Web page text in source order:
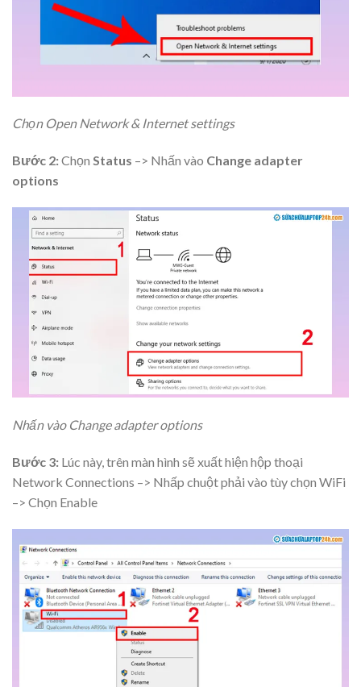
Chọn Open Network & Internet settings
Bước 2:Chọn Status –> Nhấn vào Change adapter
options
Nhấn vào Change adapter options
Bước 3: Lúc này, trên màn hình sẽ xuất hiện hộp thoại
Network Connections –> Nhấp chuột phải vào tùy chọn WiFi
–> Chọn Enable